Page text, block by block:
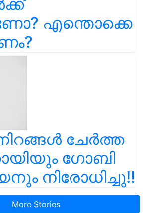
എന്തൊക്കെ
ചേർത്ത
ഗോബി
നിരോധിച്ചു!!
More Stories